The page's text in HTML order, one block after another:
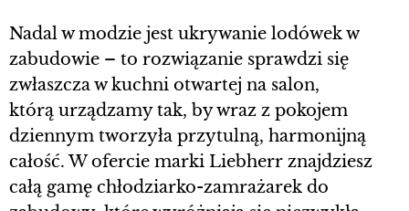
Nadal w modzie jest ukrywanie lodówek w
zabudowie – to rozwiązanie sprawdzi się
zwłaszcza w kuchni otwartej na salon,
którą urządzamy tak, by wraz z pokojem
dziennym tworzyła przytulną, harmonijną
całość. W ofercie marki Liebherr znajdziesz
całą gamę chłodziarko-zamrażarek do